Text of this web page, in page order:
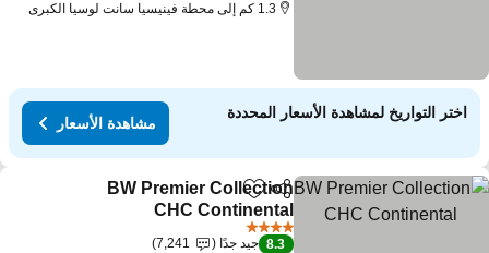
1.3 كم إلى محطة فينيسيا سانت لوسيا الكبرى
اختر التواريخ لمشاهدة الأسعار المحددة
مشاهدة الأسعار
مشاركةAdd to favorites
BW Premier Collection
CHC Continental
مشاهدة الأسعار
8.3 جيد جدًا
7,241